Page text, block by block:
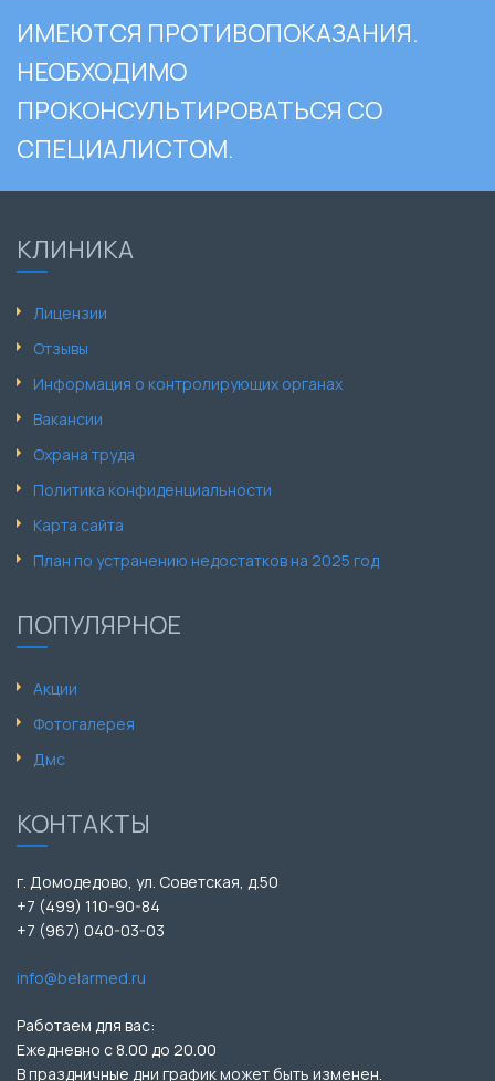
ИМЕЮТСЯ ПРОТИВОПОКАЗАНИЯ.
НЕОБХОДИМО
ПРОКОНСУЛЬТИРОВАТЬСЯ СО
СПЕЦИАЛИСТОМ.
КЛИНИКА
Лицензии
Отзывы
Информация о контролирующих органах
Вакансии
Охрана труда
Политика конфиденциальности
Карта сайта
План по устранению недостатков на 2025 год
ПОПУЛЯРНОЕ
Акции
Фотогалерея
Дмс
КОНТАКТЫ
г. Домодедово, ул. Советская, д.50
+7 (499) 110-90-84
+7 (967) 040-03-03
info@belarmed.ru
Работаем для вас:
Ежедневно с 8.00 до 20.00
В праздничные дни график может быть изменен.